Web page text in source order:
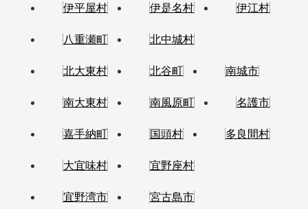
伊平屋村 伊是名村 伊江村
八重瀬町 北中城村
北大東村 北谷町 南城市
南大東村 南風原町 名護市
嘉手納町 国頭村 多良間村
大宜味村 宜野座村
宜野湾市 宮古島市